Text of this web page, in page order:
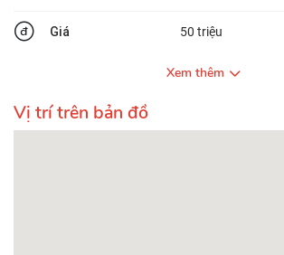
Giá 50 triệu
Xem thêm
Vị trí trên bản đồ